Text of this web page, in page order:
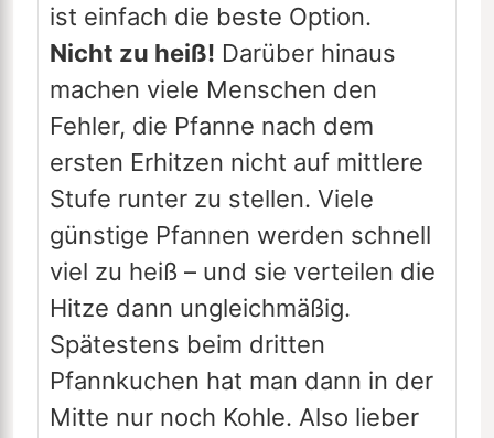
ist einfach die beste Option.
Nicht zu heiß! Darüber hinaus
machen viele Menschen den
Fehler, die Pfanne nach dem
ersten Erhitzen nicht auf mittlere
Stufe runter zu stellen. Viele
günstige Pfannen werden schnell
viel zu heiß – und sie verteilen die
Hitze dann ungleichmäßig.
Spätestens beim dritten
Pfannkuchen hat man dann in der
Mitte nur noch Kohle. Also lieber